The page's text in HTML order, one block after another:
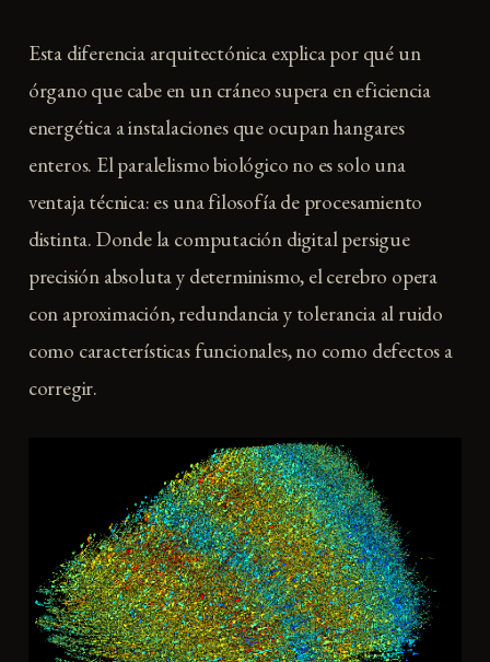
Esta diferencia arquitectónica explica por qué un
órgano que cabe en un cráneo supera en eficiencia
energética a instalaciones que ocupan hangares
enteros. El paralelismo biológico no es solo una
ventaja técnica: es una filosofía de procesamiento
distinta. Donde la computación digital persigue
precisión absoluta y determinismo, el cerebro opera
con aproximación, redundancia y tolerancia al ruido
como características funcionales, no como defectos a
corregir.